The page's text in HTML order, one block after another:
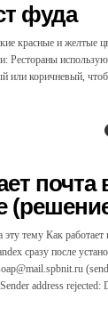
фуда
красные и желтые
Рестораны
или коричневый,
почта
тему Как
сразу после
address